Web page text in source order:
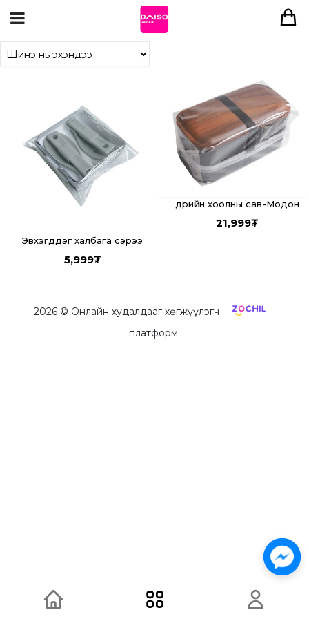
Эвхэгддэг халбага сэрээ
5,999₮
Өдрийн хоолны сав-Модон
21,999₮
2026© Онлайн худалдааг хөгжүүлэгч
платформ.